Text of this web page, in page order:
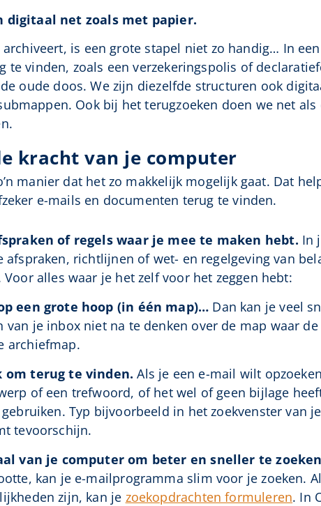
digitaal net zoals met papier.
is een grote stapel niet zo handig… In
te vinden, zoals een verzekeringspolis of
oude doos. We zijn diezelfde structuren ook
Ook bij het terugzoeken doen we net
kracht van je computer
manier dat het zo makkelijk mogelijk gaat. Dat
e-mails en documenten terug te vinden.
of regels waar je mee te maken hebt. In
afspraken, richtlijnen of wet- en regelgeving van
Voor alles waar je het zelf voor het zeggen hebt:
een grote hoop (in één map)… Dan kan je veel
van je inbox niet na te denken over de map waar
archiefmap.
om terug te vinden.Als je een e-mail wilt
of een trefwoord, of het wel of geen bijlage
Typ bijvoorbeeld in het zoekvenster van je
tevoorschijn.
van je computer om beter en sneller te
kan je e-mailprogramma slim voor je zoeken.
zijn, kan je zoekopdrachten formuleren. In